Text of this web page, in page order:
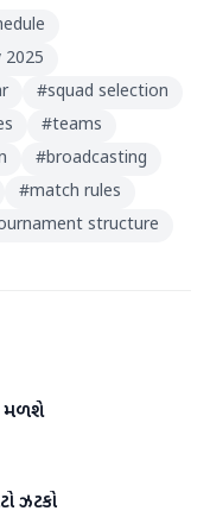
2025
#squad selection
#teams
#broadcasting
#match rules
structure
મળશે
ઝટકો